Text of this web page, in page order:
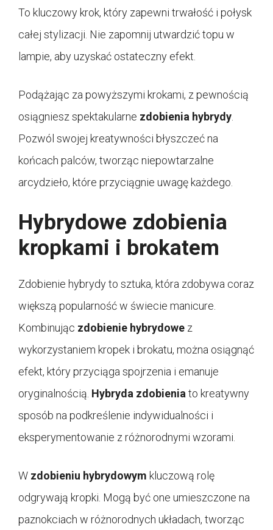
To kluczowy krok, który zapewni trwałość i połysk
całej stylizacji. Nie zapomnij utwardzić topu w
lampie, aby uzyskać ostateczny efekt.
Podążając za powyższymi krokami, z pewnością
osiągniesz spektakularne zdobienia hybrydy
Pozwól swojej kreatywności błyszczeć na
końcach palców, tworząc niepowtarzalne
arcydzieło, które przyciągnie uwagę każdego.
Hybrydowe zdobienia
kropkami i brokatem
Zdobienie hybrydy to sztuka, która zdobywa coraz
większą popularność w świecie manicure.
Kombinując zdobienie hybrydowe z
wykorzystaniem kropek i brokatu, można osiągnąć
efekt, który przyciąga spojrzenia i emanuje
oryginalnością. Hybryda zdobienia to kreatywny
sposób na podkreślenie indywidualności i
eksperymentowanie z różnorodnymi wzorami.
W zdobieniu hybrydowym kluczową rolę
odgrywają kropki. Mogą być one umieszczone na
paznokciach w różnorodnych układach, tworząc